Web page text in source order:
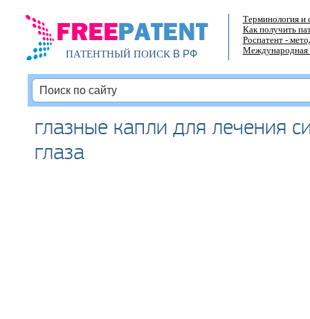
ПАТЕНТНЫЙ ПОИСКВ РФ
Терминология и
Как получить
Роспатент -
Международная
глазные капли для лечения
глаза